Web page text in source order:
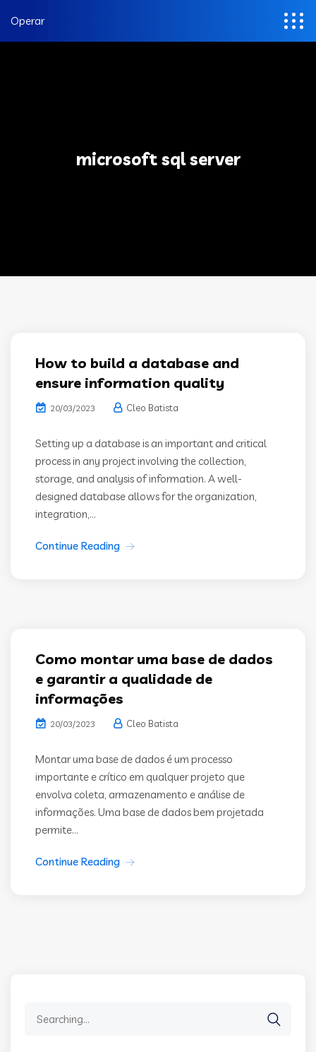
Operar
microsoft sql server
How to build a database and
ensure information quality
20/03/2023 Cleo Batista
Setting up a database is an important and critical
process in any project involving the collection,
storage, and analysis of information. A well-
designed database allows for the organization,
integration,...
Continue Reading
Como montar uma base de dados
e garantir a qualidade de
informações
20/03/2023 Cleo Batista
Montar uma base de dados é um processo
importante e crítico em qualquer projeto que
envolva coleta, armazenamento e análise de
informações. Uma base de dados bem projetada
permite...
Continue Reading